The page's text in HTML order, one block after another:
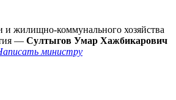
и жилищно-коммунального хозяйства
— Султыгов Умар Хажбикарович
министру